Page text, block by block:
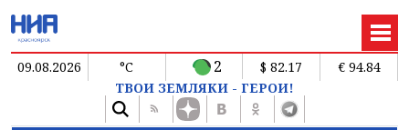
09.08.2026 °C 2 $ 82.17
€ 94.84
ТВОИ ЗЕМЛЯКИ - ГЕРОИ!